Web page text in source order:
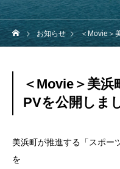
お知らせ ＜Movie＞美
＜Movie＞美
PVを公開しま
美浜町が推進する「スポー
を